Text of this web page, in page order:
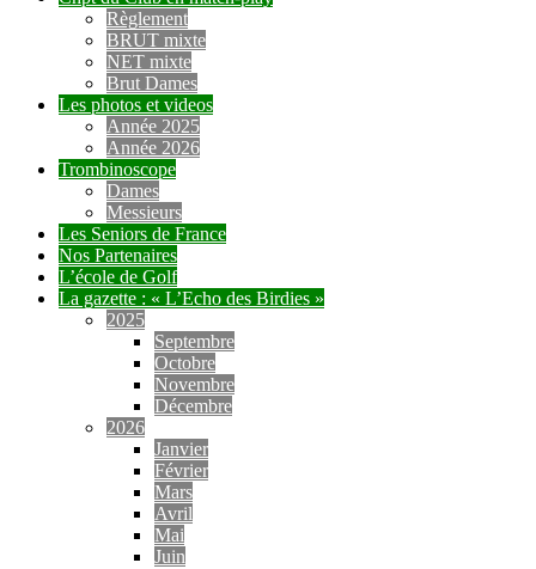
Règlement
BRUT mixte
NET mixte
Brut Dames
Les photos et videos
Année 2025
Année 2026
Trombinoscope
Dames
Messieurs
Les Seniors de France
Nos Partenaires
L’école de Golf
La gazette : « L’Echo des Birdies »
2025
Septembre
Octobre
Novembre
Décembre
2026
Janvier
Février
Mars
Avril
Mai
Juin